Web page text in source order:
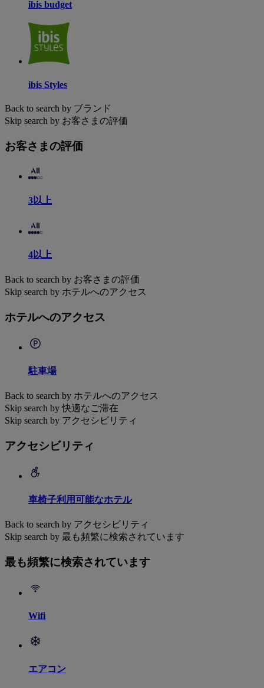
ibis budget
ibis Styles
Back to search by ブランド
Skip search by お客さまの評価
お客さまの評価
3以上
4以上
Back to search by お客さまの評価
Skip search by ホテルへのアクセス
ホテルへのアクセス
駐車場
Back to search by ホテルへのアクセス
Skip search by 快適なご滞在
Skip search by アクセシビリティ
アクセシビリティ
車椅子利用可能なホテル
Back to search by アクセシビリティ
Skip search by 最も頻繁に検索されています
最も頻繁に検索されています
Wifi
エアコン